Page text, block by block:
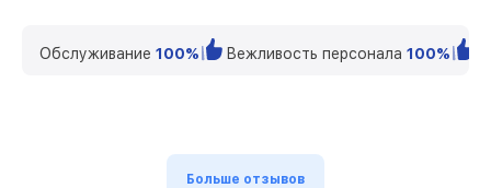
Обслуживание 100% Вежливость персонала 100%
Больше отзывов